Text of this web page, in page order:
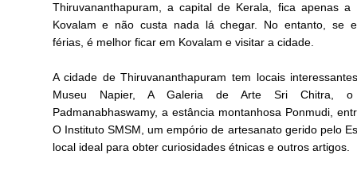
Thiruvananthapuram, a capital de Kerala, fica apenas a
Kovalam e não custa nada lá chegar. No entanto, se
férias, é melhor ficar em Kovalam e visitar a cidade.
A cidade de Thiruvananthapuram tem locais
Museu Napier, A Galeria de Arte Sri Chitra, o
Padmanabhaswamy, a estância montanhosa Ponmudi,
O Instituto SMSM, um empório de artesanato gerido pelo
local ideal para obter curiosidades étnicas e outros artigos.